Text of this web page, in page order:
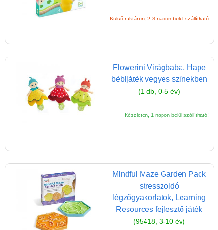
Külső raktáron, 2-3 napon belül szállítható
Flowerini Virágbaba, Hape
bébijáték vegyes színekben
(1 db, 0-5 év)
Készleten, 1 napon belül szállítható!
Mindful Maze Garden Pack
stresszoldó
légzőgyakorlatok, Learning
Resources fejlesztő játék
(95418, 3-10 év)